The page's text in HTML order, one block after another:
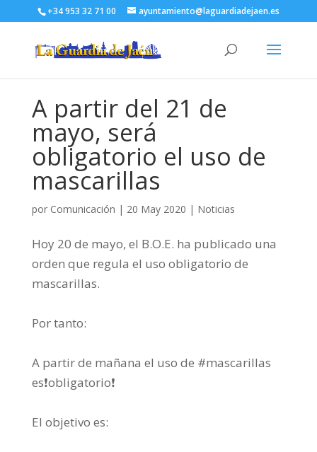
+34 953 32 71 00 ayuntamiento@laguardiadejaen.es
A partir del 21 de
mayo, será
obligatorio el uso de
mascarillas
por Comunicación | 20 May 2020 | Noticias
Hoy 20 de mayo, el B.O.E. ha publicado una
orden que regula el uso obligatorio de
mascarillas.
Por tanto:
A partir de mañana el uso de #mascarillas
es❗️obligatorio❗️
El objetivo es: